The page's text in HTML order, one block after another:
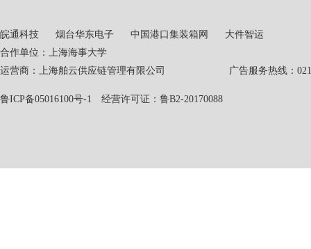
皖通科技 烟台华东电子 中国港口集装箱网
大件智运
合作单位：上海海事大学
运营商：上海舶云供应链管理有限公司 广告服务热线：021-
鲁ICP备05016100号-1 经营许可证：鲁B2-20170088